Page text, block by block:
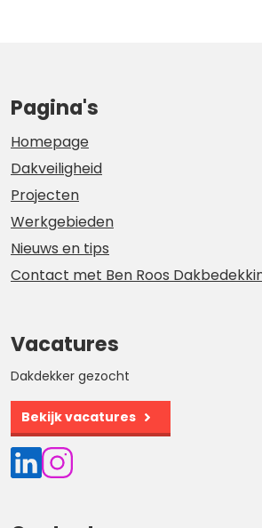
Pagina's
Homepage
Dakveiligheid
Projecten
Werkgebieden
Nieuws en tips
Contact met Ben Roos
Vacatures
Dakdekker gezocht
Bekijk vacatures